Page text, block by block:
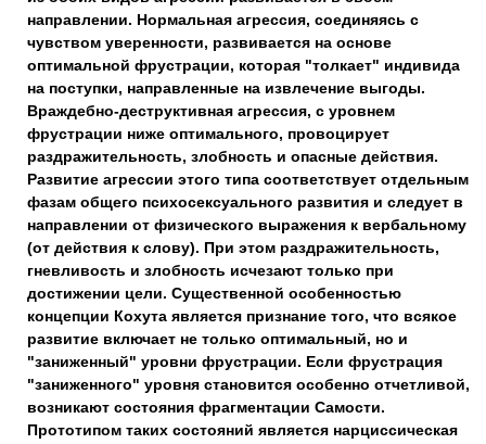
направлении. Нормальная агрессия, соединяясь с
чувством уверенности, развивается на основе
оптимальной фрустрации, которая "толкает" индивида
на поступки, направленные на извлечение выгоды.
Враждебно-деструктивная агрессия, с уровнем
фрустрации ниже оптимального, провоцирует
раздражительность, злобность и опасные действия.
Развитие агрессии этого типа соответствует отдельным
фазам общего психосексуального развития и следует в
направлении от физического выражения к вербальному
(от действия к слову). При этом раздражительность,
гневливость и злобность исчезают только при
достижении цели. Существенной особенностью
концепции Кохута является признание того, что всякое
развитие включает не только оптимальный, но и
"заниженный" уровни фрустрации. Если фрустрация
"заниженного" уровня становится особенно отчетливой,
возникают состояния фрагментации Самости.
Прототипом таких состояний является нарциссическая